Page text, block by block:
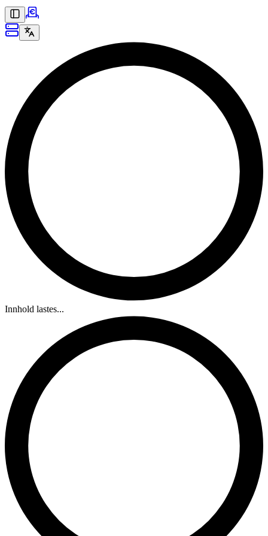
Innhold lastes...